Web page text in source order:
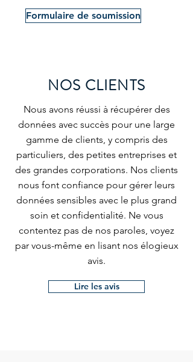
Formulaire de soumission
NOS CLIENTS
Nous avons réussi à récupérer des
données avec succès pour une large
gamme de clients, y compris des
particuliers, des petites entreprises et
des grandes corporations. Nos clients
nous font confiance pour gérer leurs
données sensibles avec le plus grand
soin et confidentialité. Ne vous
contentez pas de nos paroles, voyez
par vous-même en lisant nos élogieux
avis.
Lire les avis